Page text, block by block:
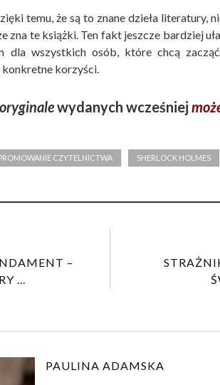
temu, że są to znane dzieła literatury,
zna te książki. Ten fakt jeszcze bardziej
dla wszystkich osób, które chcą
korzyści.
wydanych wcześniej
CZYTELNICTWA SHERLOCK HOLMES
–
...
PAULINA ADAMSKA